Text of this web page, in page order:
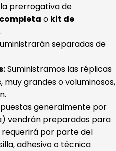
prerrogativa de
o kit de
separadas de
Suministramos las réplicas
grandes o voluminosos,
generalmente por
vendrán preparadas para
por parte del
adhesivo o técnica